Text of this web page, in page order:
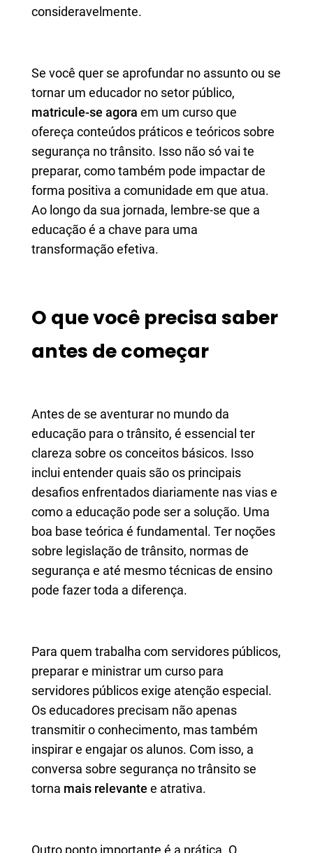
consideravelmente.
Se você quer se aprofundar no assunto ou se
tornar um educador no setor público,
matricule-se agora em um curso que
ofereça conteúdos práticos e teóricos sobre
segurança no trânsito. Isso não só vai te
preparar, como também pode impactar de
forma positiva a comunidade em que atua.
Ao longo da sua jornada, lembre-se que a
educação é a chave para uma
transformação efetiva.
O que você precisa saber
antes de começar
Antes de se aventurar no mundo da
educação para o trânsito, é essencial ter
clareza sobre os conceitos básicos. Isso
inclui entender quais são os principais
desafios enfrentados diariamente nas vias e
como a educação pode ser a solução. Uma
boa base teórica é fundamental. Ter noções
sobre legislação de trânsito, normas de
segurança e até mesmo técnicas de ensino
pode fazer toda a diferença.
Para quem trabalha com servidores públicos,
preparar e ministrar um curso para
servidores públicos exige atenção especial.
Os educadores precisam não apenas
transmitir o conhecimento, mas também
inspirar e engajar os alunos. Com isso, a
conversa sobre segurança no trânsito se
torna mais relevante e atrativa.
Outro ponto importante é a prática. O